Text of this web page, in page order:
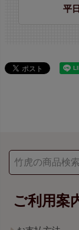
平
ご利用案